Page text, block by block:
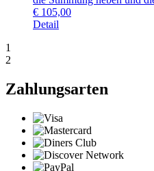
€ 105,00
Detail
1
2
Zahlungsarten